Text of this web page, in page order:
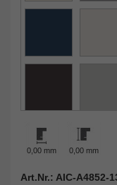
0,00 mm 0,00 mm
Art.Nr.: AIC-A4852-